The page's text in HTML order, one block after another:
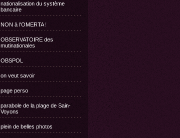
nationalisation du système
bancaire
NON à l'OMERTA !
OBSERVATOIRE des
mutinationales
OBSPOL
on veut savoir
page perso
parabole de la plage de Sain-
Voyons
plein de belles photos